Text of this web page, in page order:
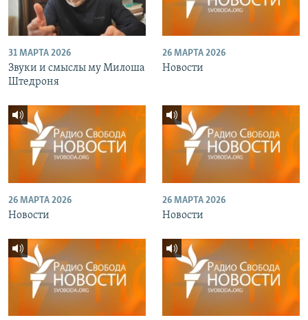
31 МАРТА 2026
Звуки и смыслы му Милоша
Штедроня
26 МАРТА 2026
Новости
26 МАРТА 2026
Новости
26 МАРТА 2026
Новости